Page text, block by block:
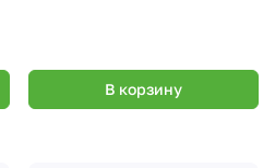
В корзину